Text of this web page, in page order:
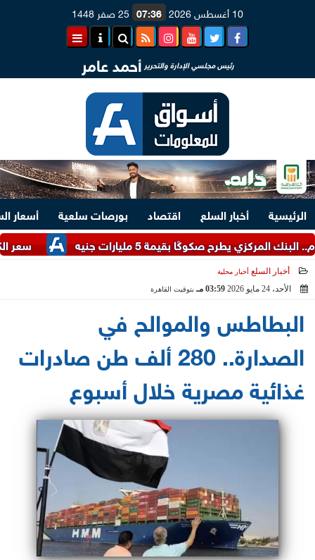
10 أغسطس 2026 07:36 25 صفر 1448
رئيس مجلسي الإدارة والتحرير أحمد عامر
الرئيسية أخبار السلع اقتصاد بورصات سلعية
أسعار
سعر الكتكوت
يطرح صكوكًا بقيمة 5 مليارات جنيه
أخبار السلع أخبار محلية
الأحد، 24 مايو 2026 03:59 مـ بتوقيت القاهرة
البطاطس والموالح في
الصدارة.. 280 ألف طن صادرات
غذائية مصرية خلال أسبوع